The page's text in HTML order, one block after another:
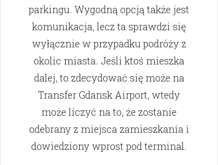
parkingu. Wygodną opcją także jest
komunikacja, lecz ta sprawdzi się
wyłącznie w przypadku podróży z
okolic miasta. Jeśli ktoś mieszka
dalej, to zdecydować się może na
Transfer Gdansk Airport, wtedy
może liczyć na to, że zostanie
odebrany z miejsca zamieszkania i
dowiedziony wprost pod terminal.